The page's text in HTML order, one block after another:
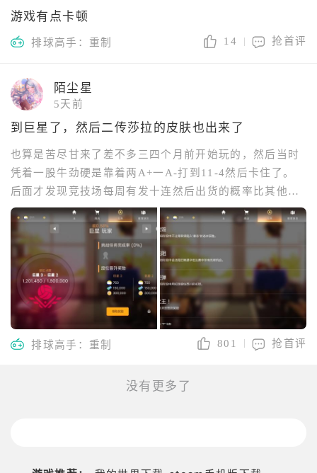
游戏有点卡顿
排球高手：重制 14 抢首评
陌尘星
5天前
到巨星了，然后二传莎拉的皮肤也出来了
也算是苦尽甘来了差不多三四个月前开始玩的，然后当时
凭着一股牛劲硬是靠着两A+一A-打到11-4然后卡住了。
后面才发现竞技场每周有发十连然后出货的概率比其他池
子会高（虽然先在普池出了个零就是了），然后就是打完
现有全部剧情。 对于这个大师升巨星我的建议是我这里已
完成这两个和签到25天，这样可以少一点坐牢的时间每天
上线做个日常就行
排球高手：重制 801 抢首评
没有更多了